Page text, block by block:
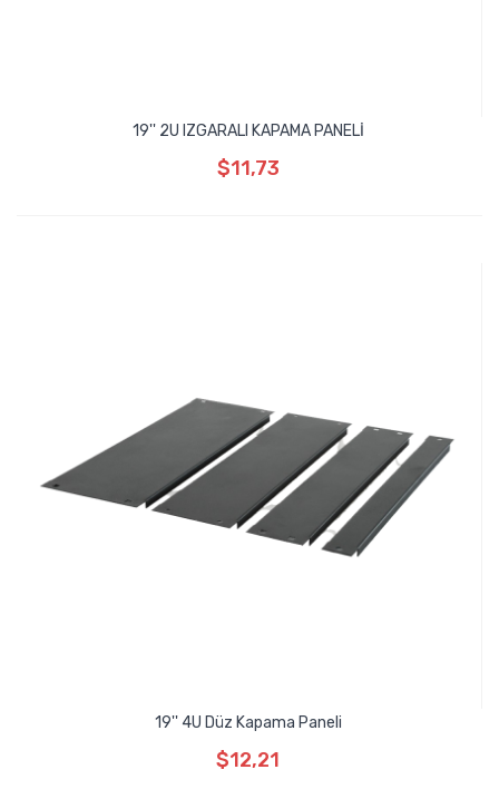
19'' 2U IZGARALI KAPAMA PANELİ
$11,73
19'' 4U Düz Kapama Paneli
$12,21